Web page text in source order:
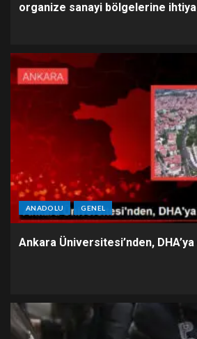
organize sanayi bölgelerine
ANADOLU GENEL
Ankara Üniversitesi’nden,